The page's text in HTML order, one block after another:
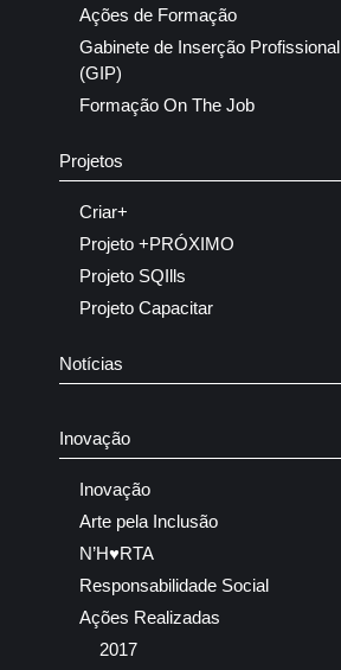
Ações de Formação
Gabinete de Inserção Profissional
(GIP)
Formação On The Job
Projetos
Criar+
Projeto +PRÓXIMO
Projeto SQIlls
Projeto Capacitar
Notícias
Inovação
Inovação
Arte pela Inclusão
N’H♥RTA
Responsabilidade Social
Ações Realizadas
2017